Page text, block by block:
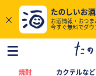
×
たのしいお
お酒情報・おつ
今すぐ無料でダウ
焼酎 カクテルなど